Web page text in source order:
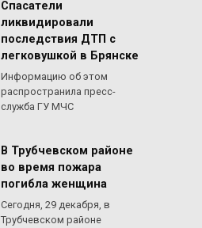
Спасатели
ликвидировали
последствия ДТП с
легковушкой в Брянске
Информацию об этом
распространила пресс-
служба ГУ МЧС
В Трубчевском районе
во время пожара
погибла женщина
Сегодня, 29 декабря, в
Трубчевском районе